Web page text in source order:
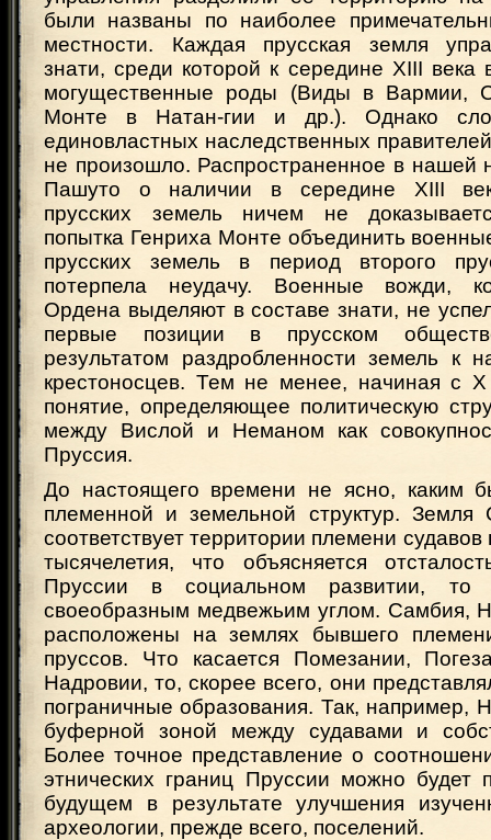
были названы по наиболее
местности. Каждая прусская земля
знати, среди которой к середине XIII века
могущественные роды (Виды в Вармии,
Монте в Натан-гии и др.). Однако
единовластных наследственных
не произошло. Распространенное в нашей
Пашуто о наличии в середине XIII
прусских земель ничем не
попытка Генриха Монте объединить
прусских земель в период второго
потерпела неудачу. Военные вожди,
Ордена выделяют в составе знати, не
первые позиции в прусском
результатом раздробленности земель к
крестоносцев. Тем не менее, начиная с X
понятие, определяющее политическую
между Вислой и Неманом как
Пруссия.
До настоящего времени не ясно, каким
племенной и земельной структур. Земля
соответствует территории племени
тысячелетия, что объясняется
Пруссии в социальном развитии,
своеобразным медвежьим углом. Самбия,
расположены на землях бывшего
пруссов. Что касается Помезании,
Надровии, то, скорее всего, они
пограничные образования. Так, например,
буферной зоной между судавами и
Более точное представление о
этнических границ Пруссии можно будет
будущем в результате улучшения
археологии, прежде всего, поселений.